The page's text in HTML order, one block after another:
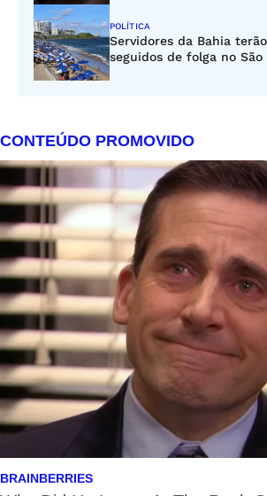
POLÍTICA
Servidores da Bahia
seguidos de folga no São